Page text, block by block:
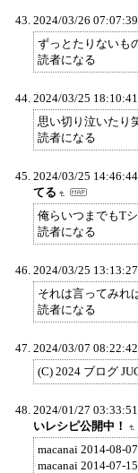
2024/03/26 07:07:39
ずっとたりないも
読者になる
2024/03/25 18:10:41
思い切り泣いたり
読者になる
2024/03/25 14:46:44
てる
俺らいつまでもT
読者になる
2024/03/25 13:13:27
それは言ってみれ
読者になる
2024/03/07 08:22:42
(C) 2024 ブログ
2024/01/27 03:33:51
いレシピ公開中！
macanai 2014-08-
macanai 2014-07-